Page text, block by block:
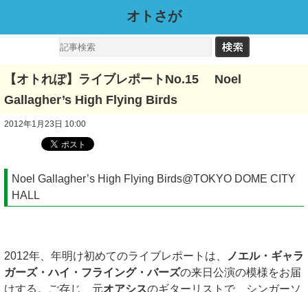
オトさが
【オトれぽ】ライブレポートNo.15 Noel
Gallagher’s High Flying Birds
2012年1月23日 10:00
Noel Gallagher’s High Flying Birds@TOKYO DOME CITY
HALL
2012年、年明け初めてのライブレポートは、
ノエル・ギャラ
ガーズ・ハイ・フライング・バーズの来日公演の模様をお届
けする。ご存じ、元オアシスのギターリストで、シンガーソ